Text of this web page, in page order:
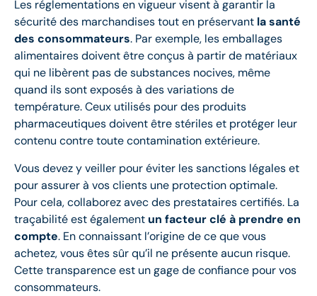
Les réglementations en vigueur visent à garantir la
sécurité des marchandises tout en préservant la santé
des consommateurs. Par exemple, les emballages
alimentaires doivent être conçus à partir de matériaux
qui ne libèrent pas de substances nocives, même
quand ils sont exposés à des variations de
température. Ceux utilisés pour des produits
pharmaceutiques doivent être stériles et protéger leur
contenu contre toute contamination extérieure.
Vous devez y veiller pour éviter les sanctions légales et
pour assurer à vos clients une protection optimale.
Pour cela, collaborez avec des prestataires certifiés. La
traçabilité est également un facteur clé à prendre en
compte. En connaissant l’origine de ce que vous
achetez, vous êtes sûr qu’il ne présente aucun risque.
Cette transparence est un gage de confiance pour vos
consommateurs.